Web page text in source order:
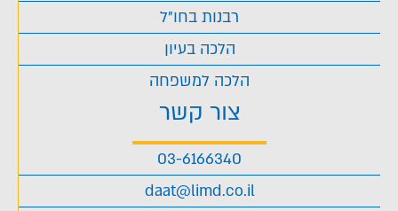
רבנות בחו"ל
הלכה בעיון
הלכה למשפחה
צור קשר
03-6166340
daat@limd.co.il